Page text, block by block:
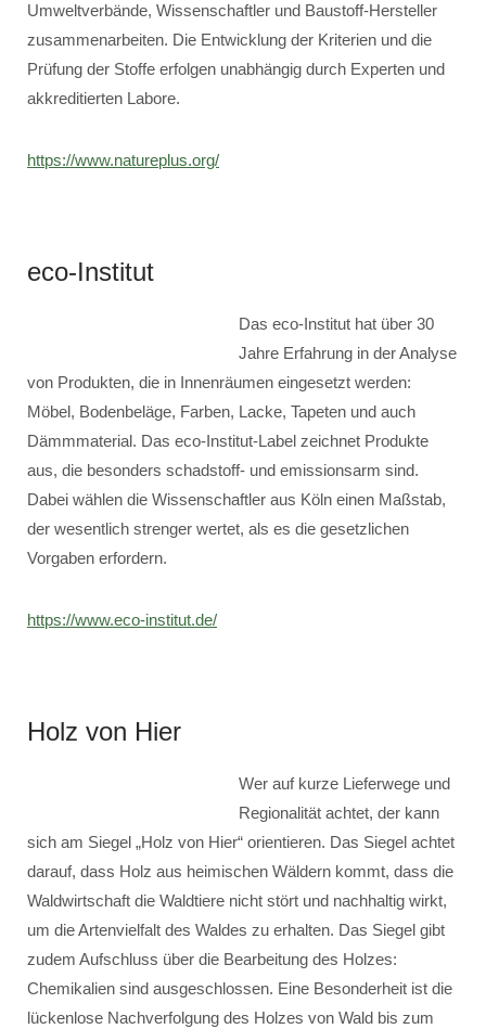
Umweltverbände, Wissenschaftler und Baustoff-Hersteller
zusammenarbeiten. Die Entwicklung der Kriterien und die
Prüfung der Stoffe erfolgen unabhängig durch Experten und
akkreditierten Labore.
https://www.natureplus.org/
eco-Institut
Das eco-Institut hat über 30
Jahre Erfahrung in der Analyse
von Produkten, die in Innenräumen eingesetzt werden:
Möbel, Bodenbeläge, Farben, Lacke, Tapeten und auch
Dämmmaterial. Das eco-Institut-Label zeichnet Produkte
aus, die besonders schadstoff- und emissionsarm sind.
Dabei wählen die Wissenschaftler aus Köln einen Maßstab,
der wesentlich strenger wertet, als es die gesetzlichen
Vorgaben erfordern.
https://www.eco-institut.de/
Holz von Hier
Wer auf kurze Lieferwege und
Regionalität achtet, der kann
sich am Siegel „Holz von Hier“ orientieren. Das Siegel achtet
darauf, dass Holz aus heimischen Wäldern kommt, dass die
Waldwirtschaft die Waldtiere nicht stört und nachhaltig wirkt,
um die Artenvielfalt des Waldes zu erhalten. Das Siegel gibt
zudem Aufschluss über die Bearbeitung des Holzes:
Chemikalien sind ausgeschlossen. Eine Besonderheit ist die
lückenlose Nachverfolgung des Holzes von Wald bis zum